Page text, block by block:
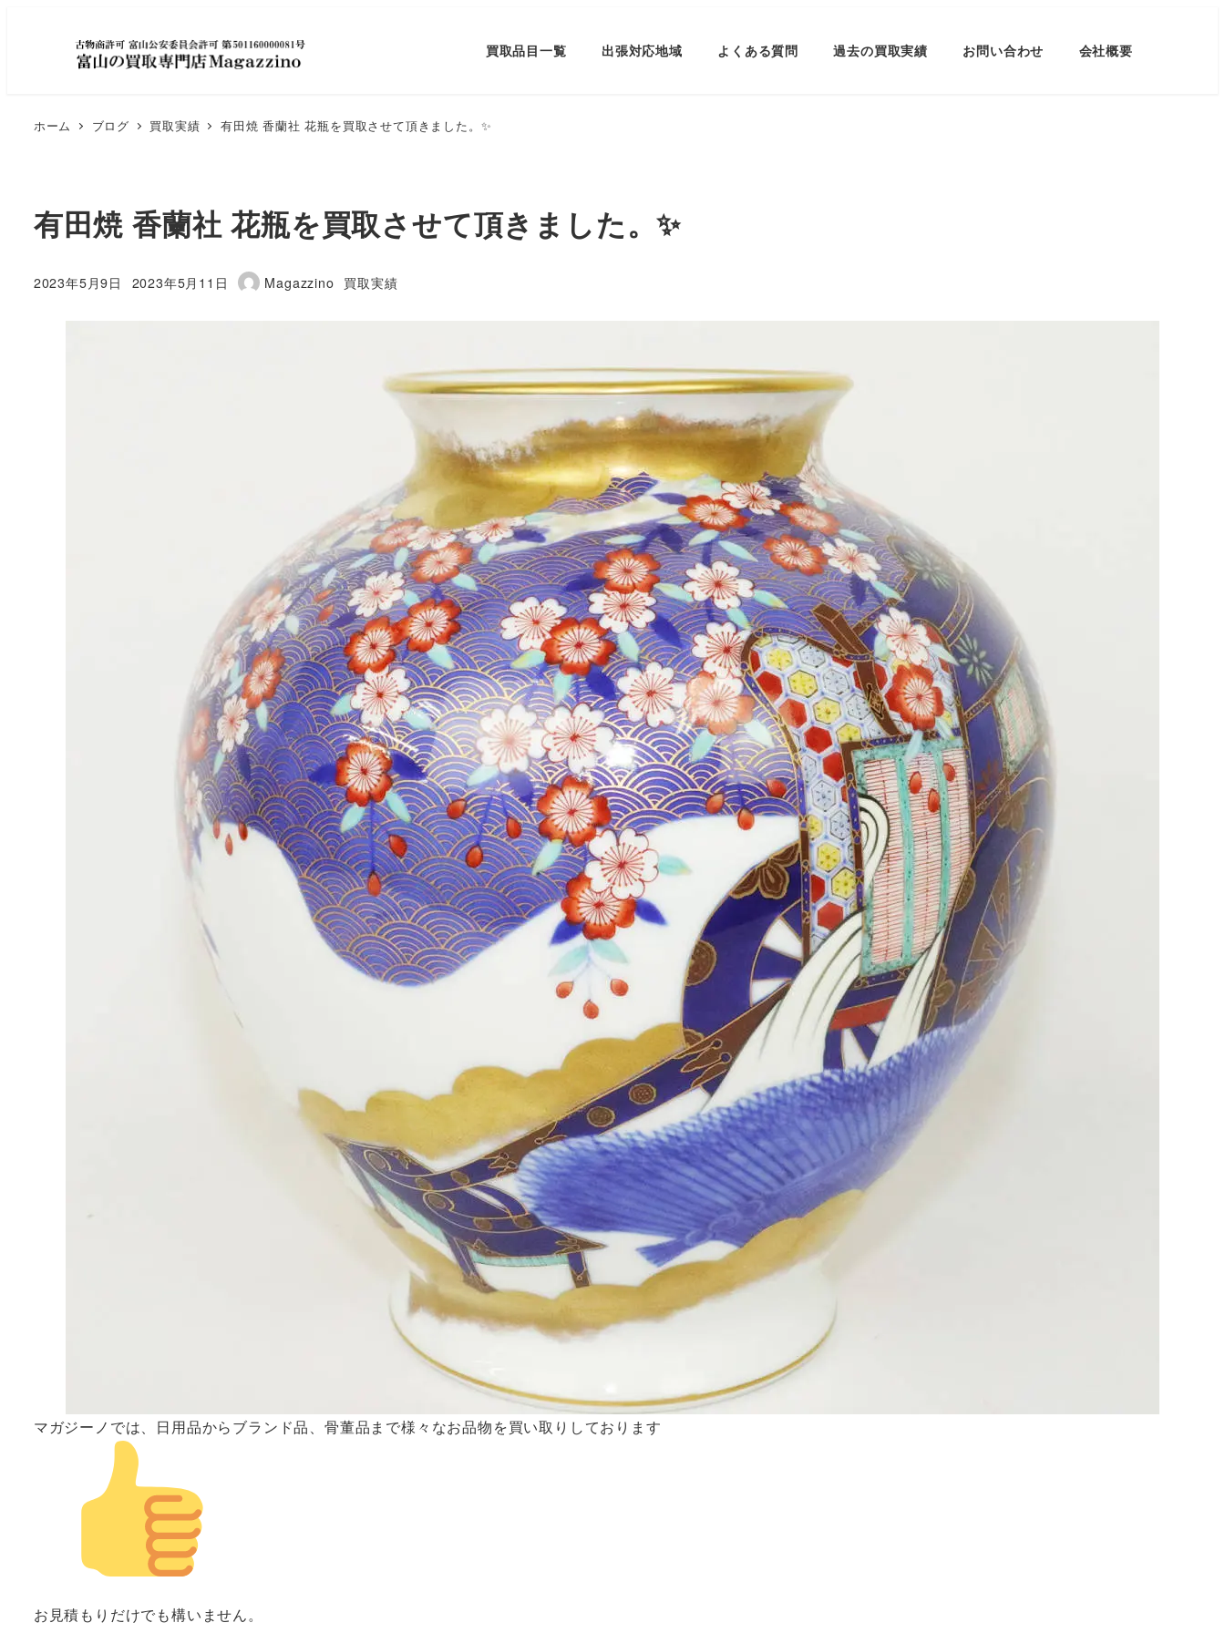
買取品目一覧 出張対応地域 よくある質問 過去の買取実績 お問い合わせ 会社概要
ホーム ブログ 買取実績 有田焼 香蘭社 花瓶を買取させて頂きました。✨
有田焼 香蘭社 花瓶を買取させて頂きました。✨
投稿日
2023年5月9日
更新日
2023年5月11日
著
Magazzino カテゴリー
買取実績
マガジーノでは、日用品からブランド品、骨董品まで様々なお品物を買い取りしております
お見積もりだけでも構いません。